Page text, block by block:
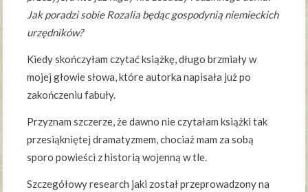
Jak poradzi sobie Rozalia będąc gospodynią niemieckich
urzędników?
Kiedy skończyłam czytać książkę, długo brzmiały w
mojej głowie słowa, które autorka napisała już po
zakończeniu fabuły.
Przyznam szczerze, że dawno nie czytałam książki tak
przesiąkniętej dramatyzmem, chociaż mam za sobą
sporo powieści z historią wojenną w tle.
Szczegółowy research jaki został przeprowadzony na